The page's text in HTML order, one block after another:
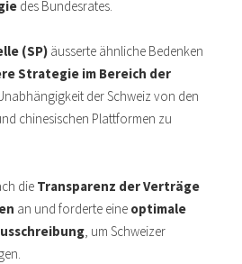
des Bundesrates.
(SP) äusserte ähnliche Bedenken
Strategie im Bereich der
der Schweiz von den
chinesischen Plattformen zu
die Transparenz der Verträge
an und forderte eine optimale
, um Schweizer